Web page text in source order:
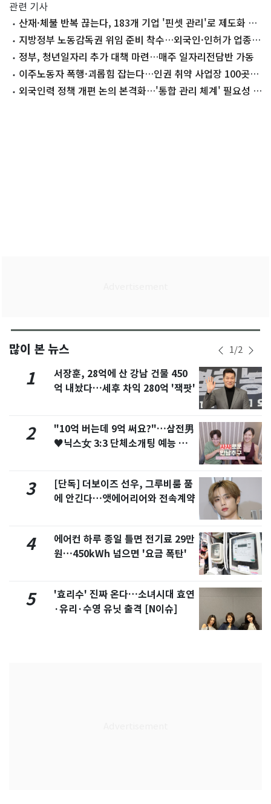
관련 기사
산재·체불 반복 끊는다, 183개 기업 '핀셋 관리'로 제도화 추
진 지방정부 노동감독권 위임 준비 착수…외국인·인허가 업종
합동점검
정부, 청년일자리 추가 대책 마련…매주 일자리전담반 가동
이주노동자 폭행·괴롭힘 잡는다…인권 취약 사업장 100곳
기획감독
외국인력 정책 개편 논의 본격화…'통합 관리 체계' 필요성 부
많이 본 뉴스 1/2
1
서장훈, 28억에 산 강남 건물 450
억 내놨다…세후 차익 280억 '잭팟'
2
"10억 버는데 9억 써요?"…삼전男
♥닉스女 3:3 단체소개팅 예능 화
3
[단독] 더보이즈 선우, 그루비룸 품
에 안긴다…앳에어리어와 전속계약
4
에어컨 하루 종일 틀면 전기료 29만
원…450kWh 넘으면 '요금 폭탄'
5
'효리수' 진짜 온다…소녀시대 효연
·유리·수영 유닛 출격 [N이슈]